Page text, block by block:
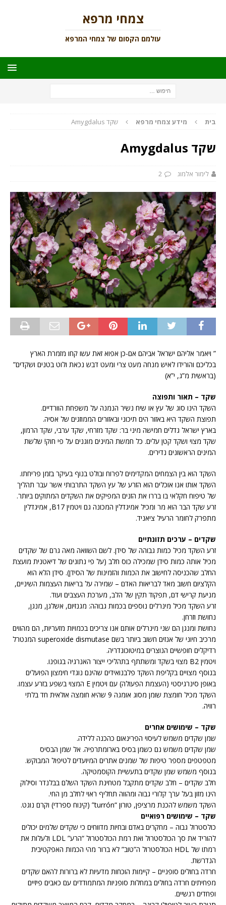
צמחי מרפא
עולמם הקסום של צמחי המרפא
בית מידע צמחי מרפא שקד Amygdalus
שקד Amygdalus
לימור אלמוג 2
” ויאמר אליהם ישראל אביהם אם-כן אפוא זאת עשו קחו מזמרת הארץ
בכליכם והורידו לאיש מנחה מעט צרי ומעט דבש נכאת ולוט בטנים ושקדים”
(בראשית מ”ג, י”א)
שקד – תאור ותפוצה
השקד הינו סוג של עץ או שיח נשיר הנמנה על משפחת הוורדיים.
תפוצת השקד היא באזור הים תיכוני ובאזורים הממוזגים של אסיה.
בארץ ישראל גדלים חמישה מיני בר: שקד מזרחי, שקד ערבי, שקד הרמון,
שקד מצוי ושקד קטן עלים. כל חמשת המינים מוגנים על פי חוק! שלשת
המינים הראשונים נדירים.
השקד הוא בין הצמחים המקדימים לפרוח ובולט בנוף בעיקר בזמן פריחתו.
השקד אותו אנו אוכלים הוא הזרע של עץ השקד התרבותי אשר עבר תהליך
של טיפוח חקלאי בו בררו את הזנים המפיקים את השקדים המתוקים ביותר.
זרע שקד הבר הוא מר ומכיל אמיגדלין המכונה גם ויטמין B17, אמיגדלין
מתפרק לחומר הרעיל ציאניד.
שקדים – ערכים תזונתיים
זרע השקד מכיל כמות גבוהה של סידן. לשם השוואה מאה גרם של שקדים
מכיל אותה כמות סידן שמכילה כוס חלב (על פי נתונים של דיאטנית מועצת
החלב שהכניסה לחישוב את הכמות והזמינות של הסידן). סידן הלא הוא
הקלציום חשוב מאד לבריאות האדם – שמירה על בריאות העצמות השיניים,
מניעת קרישי דם, תפקוד תקין של הלב, מערכת העצבים ועוד.
זרע השקד מכיל מינרלים נוספים בכמות גבוהה: מגנזיום, אשלגן, מנגן,
נחושת וזרחן.
נחושת ומנגן הם שני מינרלים אותם אנו צריכים בכמויות מזעריות, הם מהווים
מרכיב חיוני של אנזים חשוב ביותר בשם superoxide dismutase המנטרל
רדיקלים חופשיים הנוצרים במיטוכונדריה.
ויטמין B2 מצוי בשקד ומשתתף בתהליכי ייצור האנרגיה בגופנו.
בנוסף מצויים בקליפת השקד פלבנואידים שהינם נוגדי חימצון הפועלים
באופן סינרגיסטי (העצמת הפעולה) עם ויטמין E המצוי בשפע בזרע עצמו.
השקד מכיל חומצת שומן מסוג אומגה 9 שהיא חומצה אולאית חד בלתי
רוויה.
שקד – שימושים אחרים
שמן שקדים משמש לעיסוי הפרינאום כהכנה ללידה.
שמן שקדים משמש גם כשמן בסיס בארומתרפיה. אל שמן הבסיס
מטפטפים מספר טיפות של שמנים אתרים המיועדים לטיפול המבוקש.
בנוסף משמש שמן שקדים בתעשיית הקוסמטיקה.
חלב שקדים – חלב שקדים מתקבל מטחינת השקד השלם בבלנדר וסילוק
הינו מזון בעל ערך קלורי גבוה ומהווה תחליף ראוי לחלב מן החי.
השקד משמש להכנת מרציפן, טורון “turrón” (קינוח ספרדי) וקרם נוגט.
שקד – שימושים רפואיים
כולסטרול גבוה – מחקרים באדם ובחיות מדווחים כי שקדים שלמים יכולים
להוריד את סך הכולסטרול ואת רמת הכולסטרול “הרע” LDL ולעלות את
רמתו של HDL הכולסטרול ה”טוב” לא ברור מהי הכמות האפקטיבית
הנדרשת.
חרדה בחולים סופניים – קיימות הוכחות מדעיות לא ברורות להאם שקדים
מפחיתים חרדה בחולים במחלות סופניות המתמודדים עם כאבים פיזיים
ופחדים רגשיים.